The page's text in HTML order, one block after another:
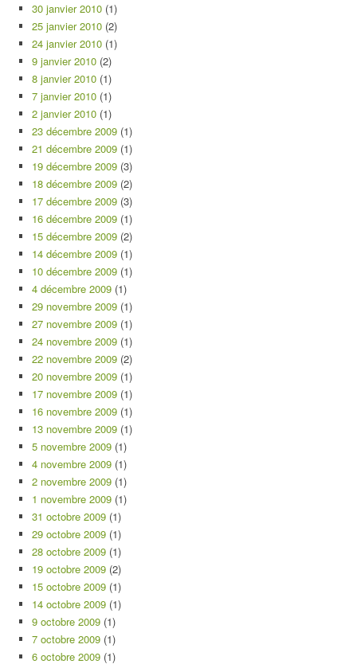
30 janvier 2010 (1)
25 janvier 2010 (2)
24 janvier 2010 (1)
9 janvier 2010 (2)
8 janvier 2010 (1)
7 janvier 2010 (1)
2 janvier 2010 (1)
23 décembre 2009 (1)
21 décembre 2009 (1)
19 décembre 2009 (3)
18 décembre 2009 (2)
17 décembre 2009 (3)
16 décembre 2009 (1)
15 décembre 2009 (2)
14 décembre 2009 (1)
10 décembre 2009 (1)
4 décembre 2009 (1)
29 novembre 2009 (1)
27 novembre 2009 (1)
24 novembre 2009 (1)
22 novembre 2009 (2)
20 novembre 2009 (1)
17 novembre 2009 (1)
16 novembre 2009 (1)
13 novembre 2009 (1)
5 novembre 2009 (1)
4 novembre 2009 (1)
2 novembre 2009 (1)
1 novembre 2009 (1)
31 octobre 2009 (1)
29 octobre 2009 (1)
28 octobre 2009 (1)
19 octobre 2009 (2)
15 octobre 2009 (1)
14 octobre 2009 (1)
9 octobre 2009 (1)
7 octobre 2009 (1)
6 octobre 2009 (1)